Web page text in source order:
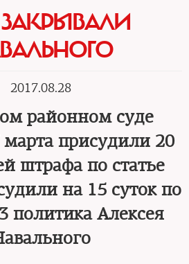
2017.08.28
районном суде
присудили 20
штрафа по статье
на 15 суток по
политика Алексея